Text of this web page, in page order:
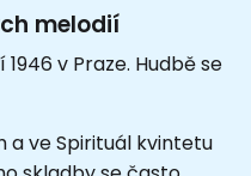
melodií
v Praze. Hudbě se
a ve Spirituál kvintetu